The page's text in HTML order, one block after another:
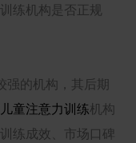
练机构是否正规
的机构，其后期
儿童注意力训练机构
练成效、市场口碑